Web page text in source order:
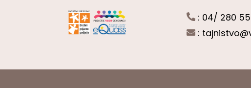
: 04/ 280 55
: